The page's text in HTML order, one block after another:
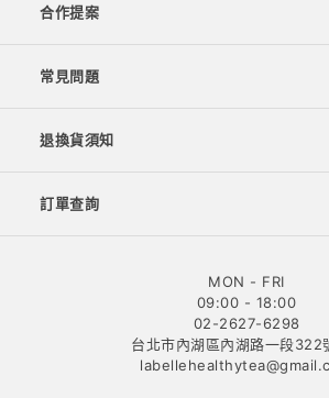
合作提案
常見問題
退換貨須知
訂單查詢
MON - FRI
09:00 - 18:00
02-2627-6298
台北市內湖區內湖路一段322